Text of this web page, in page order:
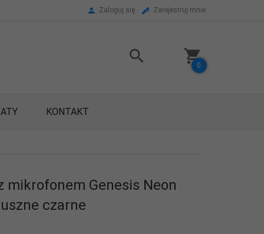
Zaloguj się Zarejestruj mnie
0
KONTAKT
mikrofonem Genesis Neon
czarne